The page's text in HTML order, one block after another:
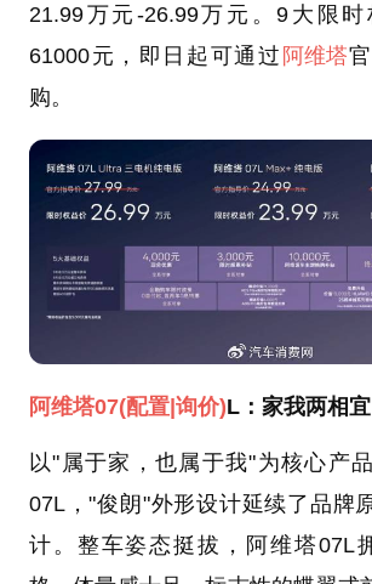
21.99万元-26.99万元。9大限
61000元，即日起可通过 阿维塔
购。
阿维塔07(配置|询价)L：家我两相
以"属于家，也属于我"为核心产
07L，"俊朗"外形设计延续了品牌
计。整车姿态挺拔，阿维塔07L